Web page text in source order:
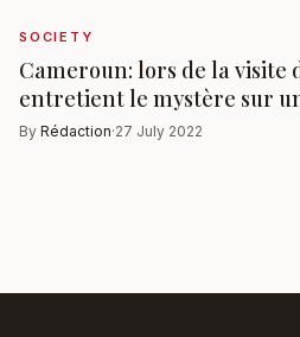
SOCIETY
Cameroun: lors de la visite
entretient le mystère sur
By Rédaction·27 July 2022